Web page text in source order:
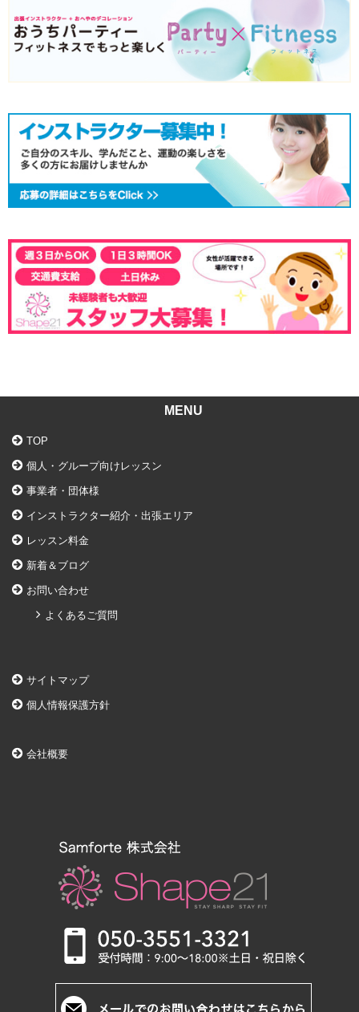
MENU
TOP
個人・グループ向けレッスン
事業者・団体様
インストラクター紹介・出張エリア
レッスン料金
新着＆ブログ
お問い合わせ
よくあるご質問
サイトマップ
個人情報保護方針
会社概要